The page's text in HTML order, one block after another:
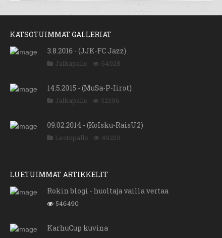
KATSOTUIMMAT GALLERIAT
3.8.2016 - (JJK-FC Jazz)
Jalkapallo 64928
14.5.2015 - (MuSa-P-Iirot)
Jalkapallo 52396
09.02.2014 - (KoIsku-RaisU2)
Lentopallo 49250
LUETUIMMAT ARTIKKELIT
Rokin blogi - huoltaja vailla vertaa
546490
KarhuCup kuvina